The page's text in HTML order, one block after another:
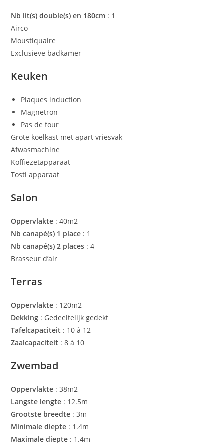
Nb lit(s) double(s) en 180cm : 1
Airco
Moustiquaire
Exclusieve badkamer
Keuken
Plaques induction
Magnetron
Pas de four
Grote koelkast met apart vriesvak
Afwasmachine
Koffiezetapparaat
Tosti apparaat
Salon
Oppervlakte : 40m2
Nb canapé(s) 1 place : 1
Nb canapé(s) 2 places : 4
Brasseur d’air
Terras
Oppervlakte : 120m2
Dekking : Gedeeltelijk gedekt
Tafelcapaciteit : 10 à 12
Zaalcapaciteit : 8 à 10
Zwembad
Oppervlakte : 38m2
Langste lengte : 12.5m
Grootste breedte : 3m
Minimale diepte : 1.4m
Maximale diepte : 1.4m